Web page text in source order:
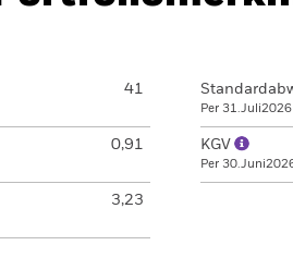
41
0,91
3,23
Per 31.Juli2026
KGV
Per